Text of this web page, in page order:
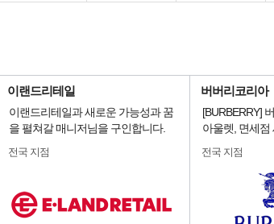
이랜드리테일
이랜드리테일과 새로운 가능성과 꿈
을 펼쳐갈 매니저님을 구인합니다.
전국 지점
버버리코리아
[BURBERRY]
아울렛, 면세점
전국 지점